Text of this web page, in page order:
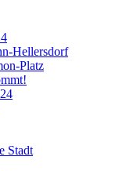
Hellersdorf
Platz
Stadt